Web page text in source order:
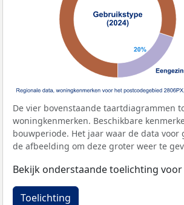
De vier bovenstaande taartdiagrammen
woningkenmerken. Beschikbare
bouwperiode. Het jaar waar de data
de afbeelding om deze groter weer te
Bekijk onderstaande toelichting
Toelichting